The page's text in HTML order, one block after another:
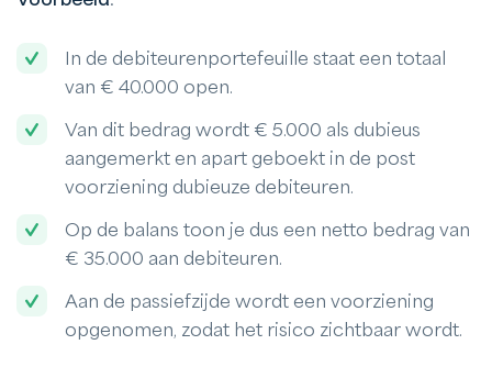
In de debiteurenportefeuille staat een totaal
van € 40.000 open.
Van dit bedrag wordt € 5.000 als dubieus
aangemerkt en apart geboekt in de post
voorziening dubieuze debiteuren.
Op de balans toon je dus een netto bedrag van
€ 35.000 aan debiteuren.
Aan de passiefzijde wordt een voorziening
opgenomen, zodat het risico zichtbaar wordt.